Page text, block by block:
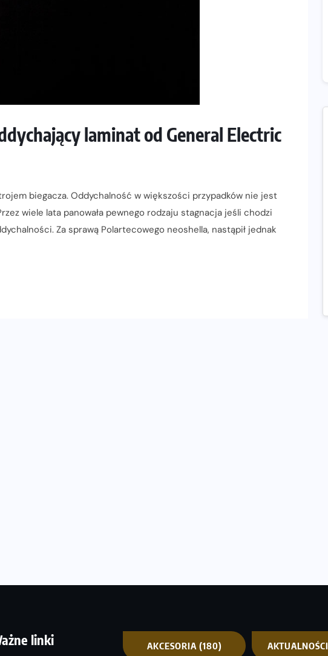
laminat od General Electric
biegacza. Oddychalność w większości przypadków nie jest
wiele lata panowała pewnego rodzaju stagnacja jeśli chodzi
Za sprawą Polartecowego neoshella, nastąpił jednak
linki AKCESORIA (180) AKTUALNOŚCI